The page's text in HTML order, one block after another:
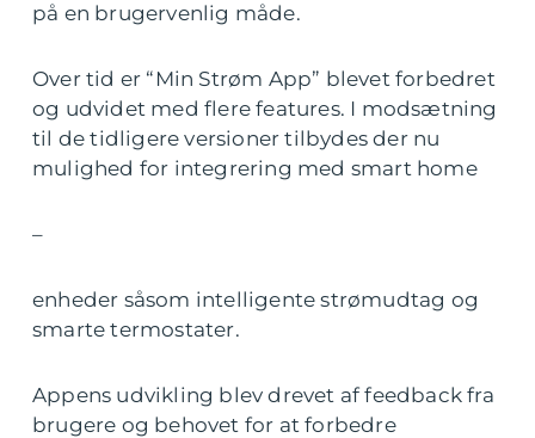
på en brugervenlig måde.
Over tid er “Min Strøm App” blevet forbedret
og udvidet med flere features. I modsætning
til de tidligere versioner tilbydes der nu
mulighed for integrering med smart home
–
enheder såsom intelligente strømudtag og
smarte termostater.
Appens udvikling blev drevet af feedback fra
brugere og behovet for at forbedre